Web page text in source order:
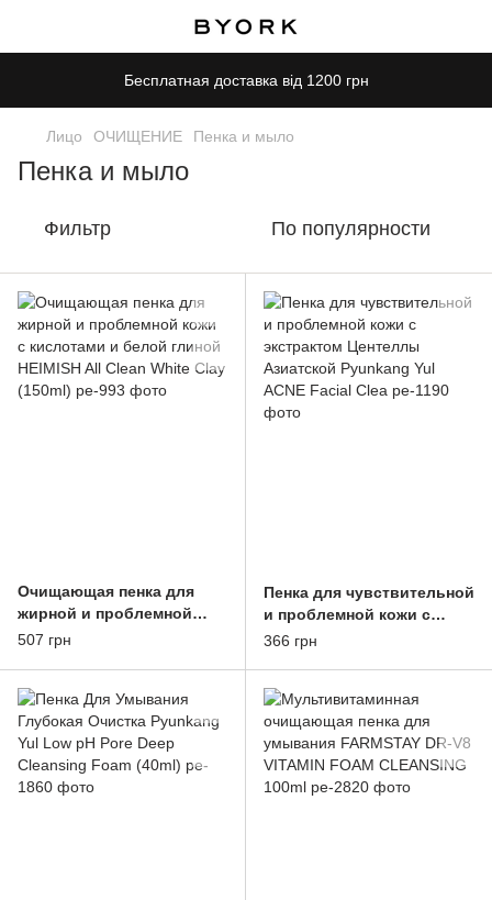
Бесплатная доставка від 1200 грн
Лицо ОЧИЩЕНИЕ Пенка и мыло
Пенка и мыло
Фильтр По популярности
Очищающая пенка для
жирной и проблемной
кожи с кислотами и белой
507 грн
Пенка для чувствительной
и проблемной кожи с
экстрактом Центеллы
366 грн